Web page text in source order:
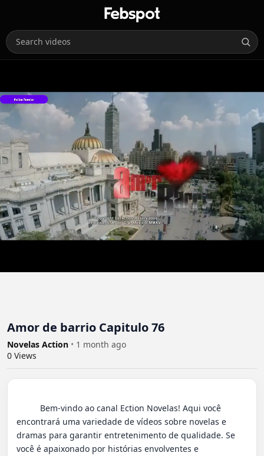
Amor de barrio Capitulo 76
Novelas Action • 1 month ago
0 Views
encontrará uma variedade de vídeos sobre novelas e
dramas para garantir entretenimento de qualidade. Se
você é apaixonado por histórias envolventes e